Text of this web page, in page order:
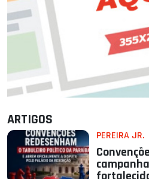
ARTIGOS
PEREIRA JR.